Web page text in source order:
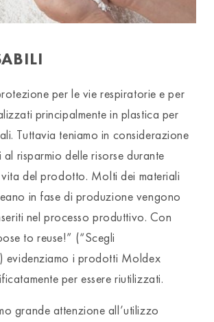
per le vie respiratorie e per
principalmente in plastica per
Tuttavia teniamo in considerazione
risparmio delle risorse durante
del prodotto. Molti dei materiali
in fase di produzione vengono
nel processo produttivo. Con
to reuse!” (“Scegli
evidenziamo i prodotti Moldex
per essere riutilizzati.
grande attenzione all’utilizzo